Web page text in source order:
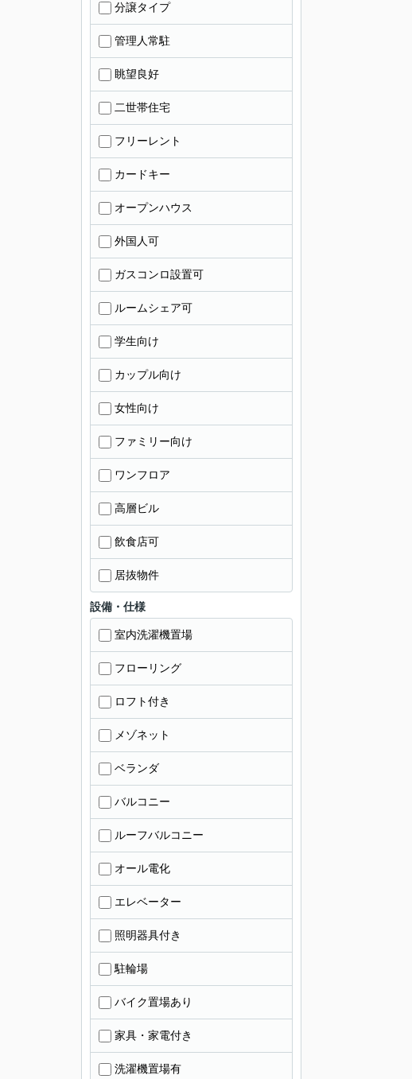
分譲タイプ
管理人常駐
眺望良好
二世帯住宅
フリーレント
カードキー
オープンハウス
外国人可
ガスコンロ設置可
ルームシェア可
学生向け
カップル向け
女性向け
ファミリー向け
ワンフロア
高層ビル
飲食店可
居抜物件
設備・仕様
室内洗濯機置場
フローリング
ロフト付き
メゾネット
ベランダ
バルコニー
ルーフバルコニー
オール電化
エレベーター
照明器具付き
駐輪場
バイク置場あり
家具・家電付き
洗濯機置場有